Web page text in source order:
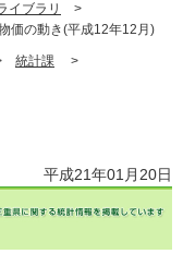
イブラリ
>
価の動き(平成12年12月)
統計課 >
平成21年01月20日